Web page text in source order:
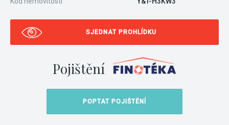
SJEDNAT PROHLÍDKU
Pojištění
POPTAT POJIŠTĚNÍ